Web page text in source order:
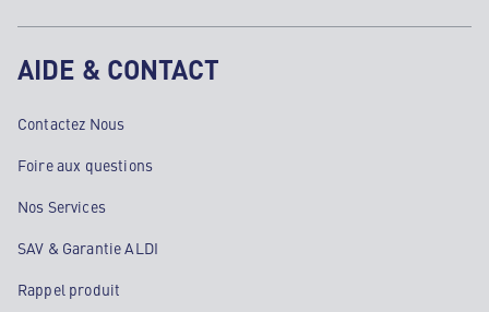
AIDE & CONTACT
Contactez Nous
Foire aux questions
Nos Services
SAV & Garantie ALDI
Rappel produit